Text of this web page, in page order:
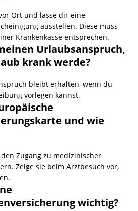
Ort und lasse dir eine
ausstellen. Diese muss
Krankenkasse entsprechen.
Urlaubsanspruch,
krank werde?
bleibt erhalten, wenn du
vorlegen kannst.
und wie
Zugang zu medizinischer
Zeige sie beim Arztbesuch vor,
wichtig?